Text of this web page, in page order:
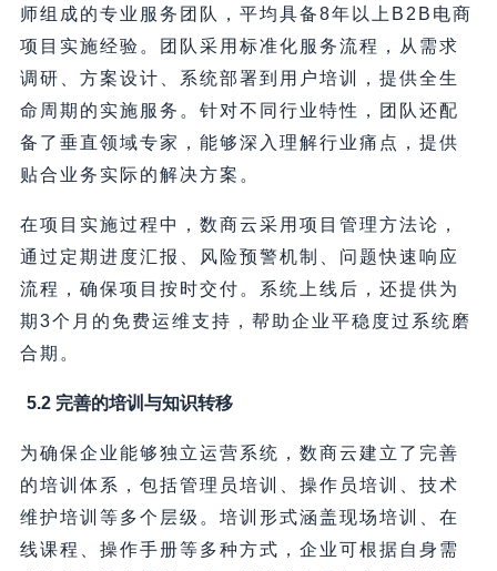
师组成的专业服务团队，平均具备8年以上B2B电商
项目实施经验。团队采用标准化服务流程，从需求
调研、方案设计、系统部署到用户培训，提供全生
命周期的实施服务。针对不同行业特性，团队还配
备了垂直领域专家，能够深入理解行业痛点，提供
贴合业务实际的解决方案。
在项目实施过程中，数商云采用项目管理方法论，
通过定期进度汇报、风险预警机制、问题快速响应
流程，确保项目按时交付。系统上线后，还提供为
期3个月的免费运维支持，帮助企业平稳度过系统磨
合期。
5.2 完善的培训与知识转移
为确保企业能够独立运营系统，数商云建立了完善
的培训体系，包括管理员培训、操作员培训、技术
维护培训等多个层级。培训形式涵盖现场培训、在
线课程、操作手册等多种方式，企业可根据自身需